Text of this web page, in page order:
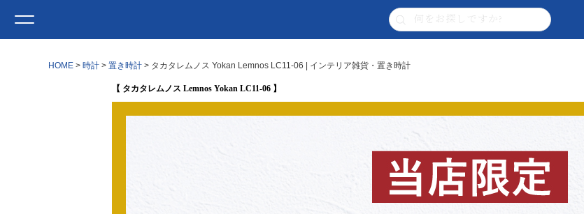
HOME 時計 置き時計 タカタレムノス Yokan Lemnos LC11-06 | インテリア雑貨・置き時計
【 タカタレムノス Lemnos Yokan LC11-06 】